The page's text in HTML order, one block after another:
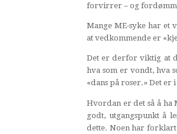
forvirrer – og
Mange ME-syke har et
at vedkommende er
Det er derfor viktig at
hva som er vondt, hva
«dans på roser.» Det
Hvordan er det så å ha
godt, utgangspunkt å
dette. Noen har forklart